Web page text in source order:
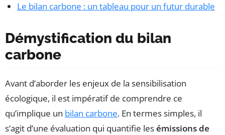
Le bilan carbone : un tableau pour un futur durable
Démystification du bilan
carbone
Avant d’aborder les enjeux de la sensibilisation
écologique, il est impératif de comprendre ce
qu’implique un bilan carbone. En termes simples, il
s’agit d’une évaluation qui quantifie lesémissions de